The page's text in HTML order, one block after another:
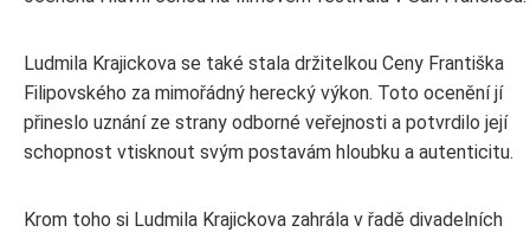
Ludmila Krajickova se také stala držitelkou Ceny Františka
Filipovského za mimořádný herecký výkon. Toto ocenění jí
přineslo uznání ze strany odborné veřejnosti a potvrdilo její
schopnost vtisknout svým postavám hloubku a autenticitu.
Krom toho si Ludmila Krajickova zahrála v řadě divadelních